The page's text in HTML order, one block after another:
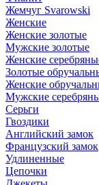
Жемчуг Svarowski
Женские
Женские золотые
Мужские золотые
Женские
Золотые
Женские
Мужские
Серьги
Гвоздики
Английский замок
Французский замок
Удлиненные
Цепочки